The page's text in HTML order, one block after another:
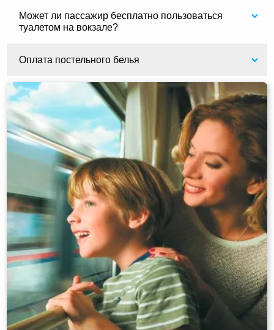
Может ли пассажир бесплатно пользоваться
туалетом на вокзале?
Оплата постельного белья